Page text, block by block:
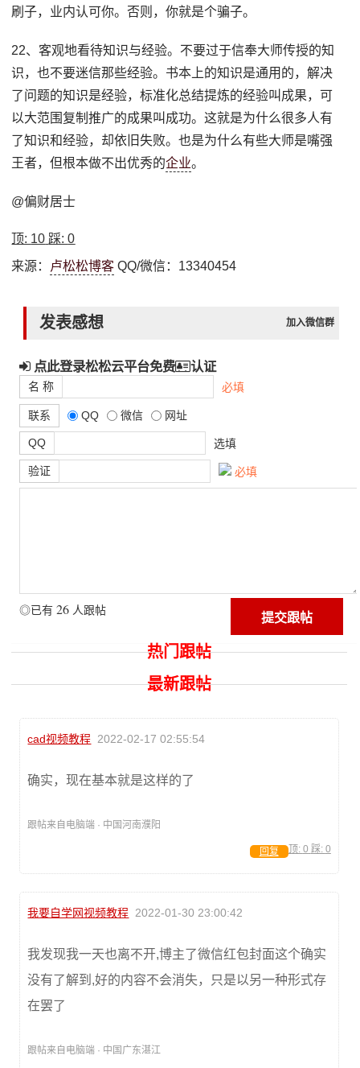
刷子，业内认可你。否则，你就是个骗子。
22、客观地看待知识与经验。不要过于信奉大师传授的知
识，也不要迷信那些经验。书本上的知识是通用的，解决
了问题的知识是经验，标准化总结提炼的经验叫成果，可
以大范围复制推广的成果叫成功。这就是为什么很多人有
了知识和经验，却依旧失败。也是为什么有些大师是嘴强
王者，但根本做不出优秀的企业。
@偏财居士
顶: 10 踩:0
来源： 卢松松博客 QQ/微信：13340454
发表感想 加入微信群
点此登录松松云平台免费 认证
名 称 必填
联系 QQ 微信 网址
QQ 选填
验证 必填
◎已有 26 人跟帖
热门跟帖
最新跟帖
cad视频教程 2022-02-17 02:55:54
确实，现在基本就是这样的了
跟帖来自电脑端 · 中国河南濮阳
顶: 0 踩: 0
回复
我要自学网视频教程 2022-01-30 23:00:42
我发现我一天也离不开,博主了微信红包封面这个确实
没有了解到,好的内容不会消失，只是以另一种形式存
在罢了
跟帖来自电脑端 · 中国广东湛江